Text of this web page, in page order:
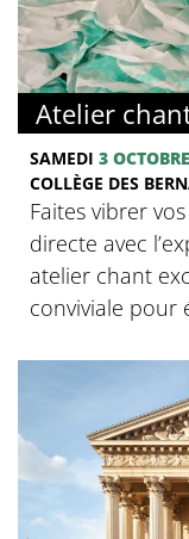
Atelier chant
SAMEDI 3 OCTOBRE
COLLÈGE DES
Faites vibrer
directe avec
atelier chant
conviviale pour